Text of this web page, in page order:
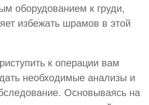
оборудованием к груди,
избежать шрамов в этой
к операции вам
необходимые анализы и
Основываясь на